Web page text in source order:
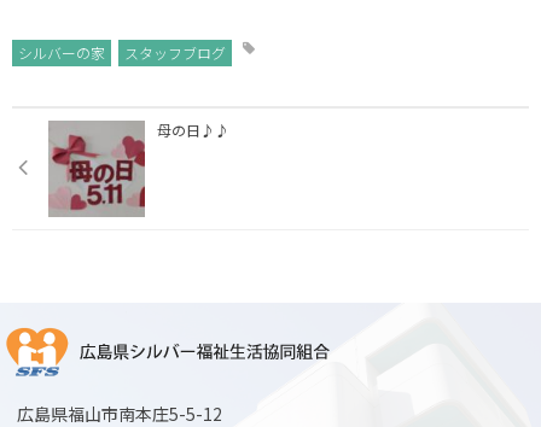
シルバーの家 スタッフブログ
母の日♪♪
広島県福山市南本庄5-5-12